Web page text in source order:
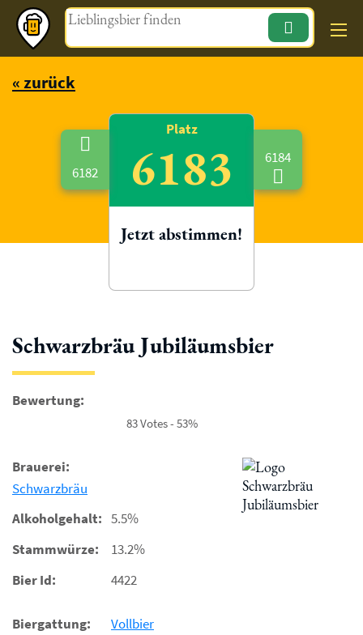
Magazin
« zurück
Schwarzbräu Jubiläumsbier
Bewertung:
83 Votes - 53%
Brauerei:
Schwarzbräu
Alkoholgehalt: 5.5%
Stammwürze:
13.2%
Bier Id:
4422
Biergattung:
Vollbier
6182
Platz
6183
Jetzt abstimmen!
6184